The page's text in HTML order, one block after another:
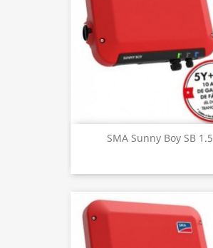
SMA Sunny Boy SB 1.5